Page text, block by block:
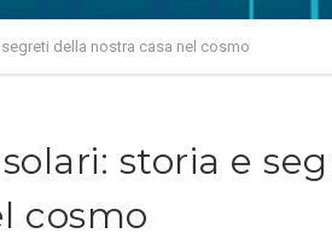
della nostra casa nel cosmo
storia e
cosmo